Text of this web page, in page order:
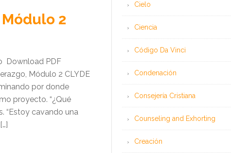
2
Download PDF
Módulo 2 CLYDE
por donde
proyecto. “¿Qué
“Estoy cavando una
Cielo
Ciencia
Código Da Vinci
Condenación
Consejería Cristiana
Counseling and Exhorting
Creación